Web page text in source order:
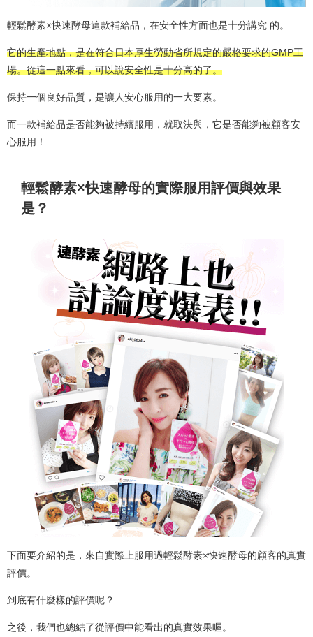
輕鬆酵素×快速酵母這款補給品，在安全性方面也是十分講究 的。
它的生產地點，是在符合日本厚生勞動省所規定的嚴格要求的GMP工
場。從這一點來看，可以說安全性是十分高的了。
保持一個良好品質，是讓人安心服用的一大要素。
而一款補給品是否能夠被持續服用，就取決與，它是否能夠被顧客安
心服用！
輕鬆酵素×快速酵母的實際服用評價與效果
是？
下面要介紹的是，來自實際上服用過輕鬆酵素×快速酵母的顧客的真實
評價。
到底有什麼樣的評價呢？
之後，我們也總結了從評價中能看出的真實效果喔。